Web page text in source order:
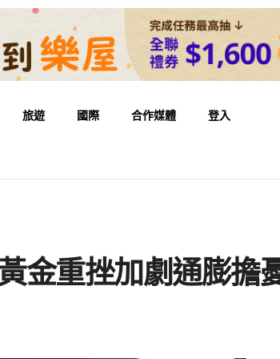
旅遊 國際 合作媒體 登入
金重挫加劇通膨擔